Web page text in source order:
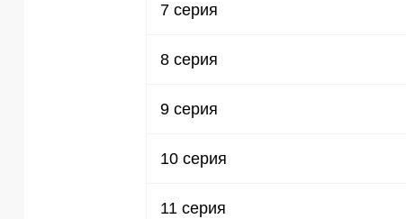
7 серия
8 серия
9 серия
10 серия
11 серия